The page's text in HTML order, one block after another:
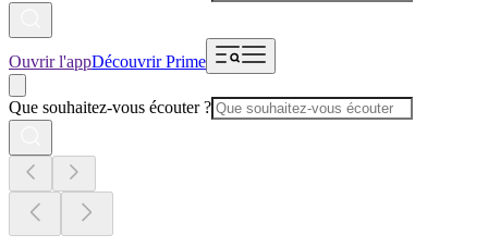
Ouvrir l'appDécouvrir Prime
Que souhaitez-vous écouter ?